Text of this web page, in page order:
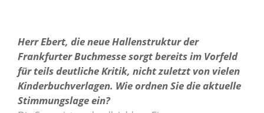
Herr Ebert, die neue Hallenstruktur der
Frankfurter Buchmesse sorgt bereits im Vorfeld
für teils deutliche Kritik, nicht zuletzt von vielen
Kinderbuchverlagen. Wie ordnen Sie die aktuelle
Stimmungslage ein?